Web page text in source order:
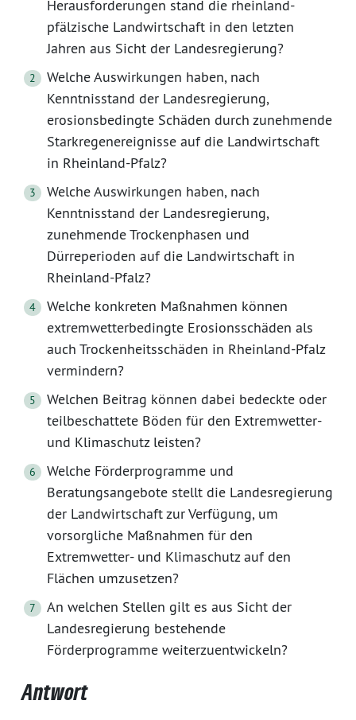
Herausforderungen stand die rheinland-
pfälzische Landwirtschaft in den letzten
Jahren aus Sicht der Landesregierung?
Welche Auswirkungen haben, nach
Kenntnisstand der Landesregierung,
erosionsbedingte Schäden durch zunehmende
Starkregenereignisse auf die Landwirtschaft
in Rheinland-Pfalz?
Welche Auswirkungen haben, nach
Kenntnisstand der Landesregierung,
zunehmende Trockenphasen und
Dürreperioden auf die Landwirtschaft in
Rheinland-Pfalz?
Welche konkreten Maßnahmen können
extremwetterbedingte Erosionsschäden als
auch Trockenheitsschäden in Rheinland-Pfalz
vermindern?
Welchen Beitrag können dabei bedeckte oder
teilbeschattete Böden für den Extremwetter-
und Klimaschutz leisten?
Welche Förderprogramme und
Beratungsangebote stellt die Landesregierung
der Landwirtschaft zur Verfügung, um
vorsorgliche Maßnahmen für den
Extremwetter- und Klimaschutz auf den
Flächen umzusetzen?
An welchen Stellen gilt es aus Sicht der
Landesregierung bestehende
Förderprogramme weiterzuentwickeln?
Antwort